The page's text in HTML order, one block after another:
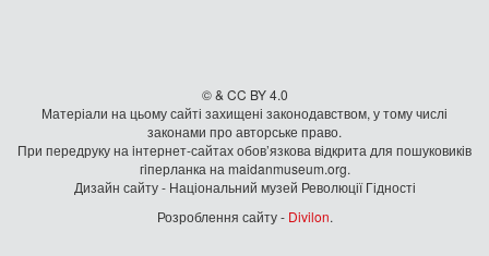
© & CC BY 4.0
Матеріали на цьому сайті захищені законодавством, у тому числі
законами про авторське право.
При передруку на iнтернет-сайтах обов’язкова відкрита для пошуковиків
гiперланка на maidanmuseum.org.
Дизайн сайту - Національний музей Революції Гідності
Розроблення сайту - Divilon.